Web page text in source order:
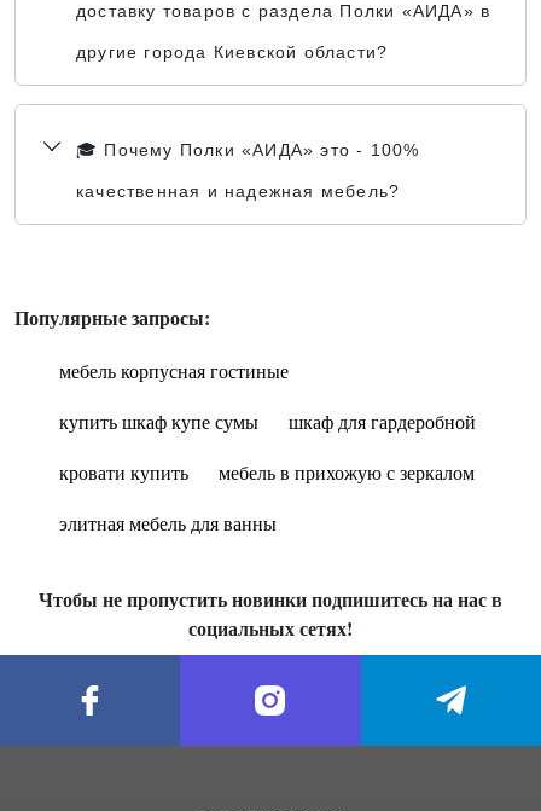
доставку товаров с раздела Полки «АИДА» в
другие города Киевской области?
🎓 Почему Полки «АИДА» это - 100%
качественная и надежная мебель?
Популярные запросы:
мебель корпусная гостиные
купить шкаф купе сумы
шкаф для гардеробной
кровати купить
мебель в прихожую с зеркалом
элитная мебель для ванны
Чтобы не пропустить новинки подпишитесь на нас в
социальных сетях!